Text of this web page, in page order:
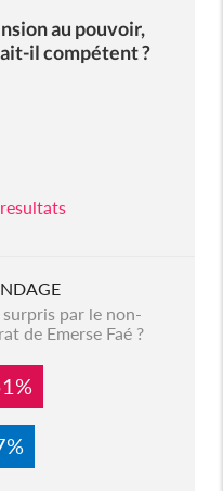
au pouvoir,
il compétent ?
par le non-
de Emerse Faé ?